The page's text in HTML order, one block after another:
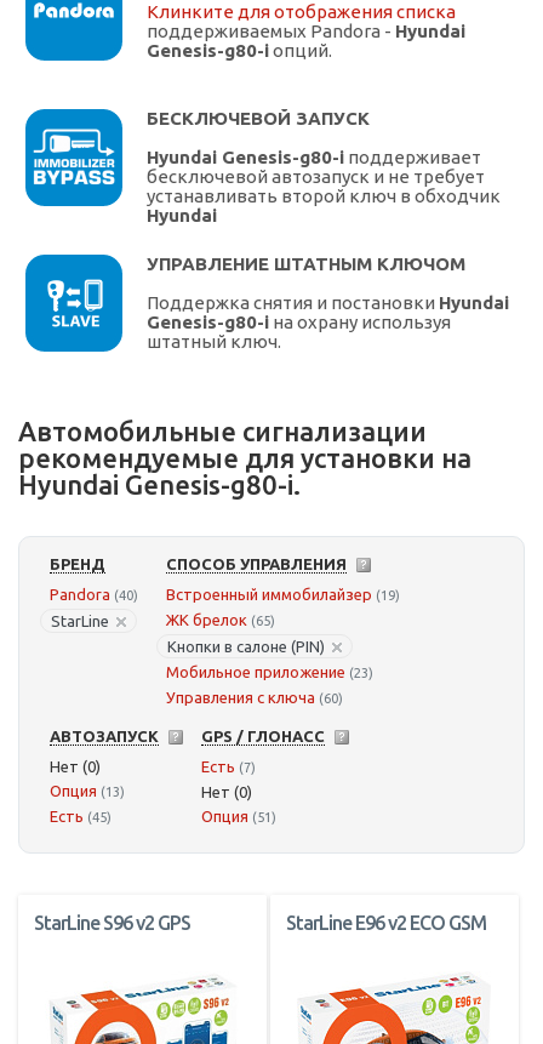
Клинките для отображения списка
поддерживаемых Pandora - Hyundai
Genesis-g80-iопций.
БЕСКЛЮЧЕВОЙ ЗАПУСК
Hyundai Genesis-g80-i поддерживает
бесключевой автозапуск и не требует
устанавливать второй ключ в обходчик
Hyundai
УПРАВЛЕНИЕ ШТАТНЫМ КЛЮЧОМ
Поддержка снятия и постановки Hyundai
Genesis-g80-i на охрану используя
штатный ключ.
Автомобильные сигнализации
рекомендуемые для установки на
Hyundai Genesis-g80-i.
БРЕНД
Pandora (40)
StarLine
СПОСОБ УПРАВЛЕНИЯ
Встроенный иммобилайзер (19)
ЖК брелок (65)
Кнопки в салоне (PIN)
Мобильное приложение (23)
Управления с ключа (60)
АВТОЗАПУСК
Нет (0)
Опция (13)
Есть (45)
GPS / ГЛОНАСС
Есть (7)
Нет (0)
Опция (51)
StarLine S96 v2 GPS StarLine E96 v2 ECO GSM